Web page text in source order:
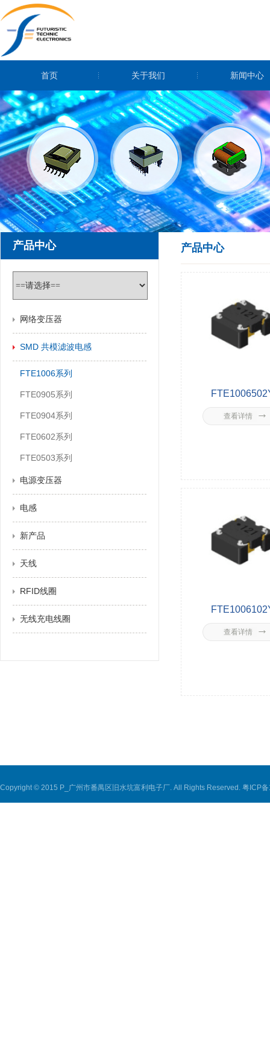
首页 关于我们 新闻中心
产品中心
网络变压器
SMD 共模滤波电感
FTE1006系列
FTE0905系列
FTE0904系列
FTE0602系列
FTE0503系列
电源变压器
电感
新产品
天线
RFID线圈
无线充电线圈
产品中心
查看详情
查看详情
Copyright © 2015 P_广州市番禺区旧水坑富利电子厂. All Rights Reserved. 粤ICP